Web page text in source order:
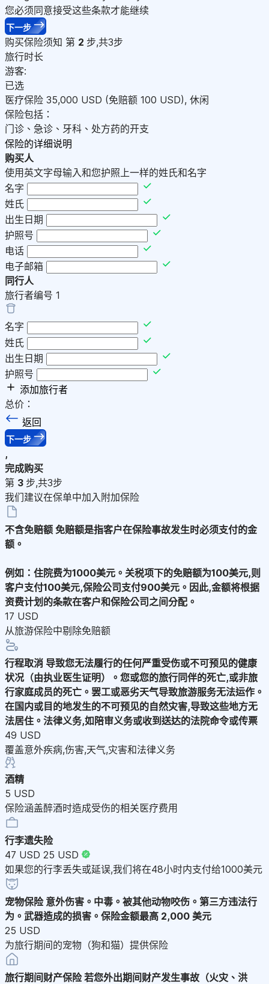
您必须同意接受这些条款才能继续
下一步
购买保险须知 第 2 步,共3步
旅行时长
游客:
已选
医疗保险 35,000 USD (免赔额 100 USD), 休闲
保险包括：
门诊、急诊、牙科、处方药的开支
保险的详细说明
购买人
使用英文字母输入和您护照上一样的姓氏和名字
名字
姓氏
出生日期
护照号
电话
电子邮箱
同行人
旅行者编号 1
名字
姓氏
出生日期
护照号
添加旅行者
总价：
返回
下一步
,
完成购买
第 3 步,共3步
我们建议在保单中加入附加保险
不含免赔额 免赔额是指客户在保险事故发生时必须支付的金
额。
例如：住院费为1000美元。关税项下的免赔额为100美元,则
客户支付100美元,保险公司支付900美元。因此,金额将根据
资费计划的条款在客户和保险公司之间分配。
17 USD
从旅游保险中剔除免赔额
行程取消 导致您无法履行的任何严重受伤或不可预见的健康
状况（由执业医生证明）。您或您的旅行同伴的死亡,或非旅
行家庭成员的死亡。罢工或恶劣天气导致旅游服务无法运作。
在国内或目的地发生的不可预见的自然灾害,导致这些地方无
法居住。法律义务,如陪审义务或收到送达的法院命令或传票
49 USD
覆盖意外疾病,伤害,天气,灾害和法律义务
酒精
5 USD
保险涵盖醉酒时造成受伤的相关医疗费用
行李遗失险
47 USD 25 USD
如果您的行李丢失或延误,我们将在48小时内支付给1000美元
宠物保险 意外伤害。中毒。被其他动物咬伤。第三方违法行
为。武器造成的损害。保险金额最高 2,000 美元
25 USD
为旅行期间的宠物（狗和猫）提供保险
旅行期间财产保险 若您外出期间财产发生事故（火灾、洪